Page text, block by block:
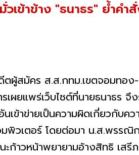
ข้าข้าง "ธนาธร" ย้ำคำ
ผู้สมัคร ส.ส.กทม.เขตจอมทอ
ผยแพร่เว็บไซต์ที่นายธนาธร จึ
นเข้าข่ายเป็นความผิดเกี่ยวกับ
พิวเตอร์ โดยต่อมา น.ส.พรร
ก้าวหน้าพยายามอ้างสิทธิ เสรี